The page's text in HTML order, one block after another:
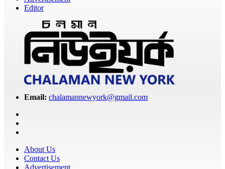
Editor
Email: chalamannewyork@gmail.com
About Us
Contact Us
Advertisement